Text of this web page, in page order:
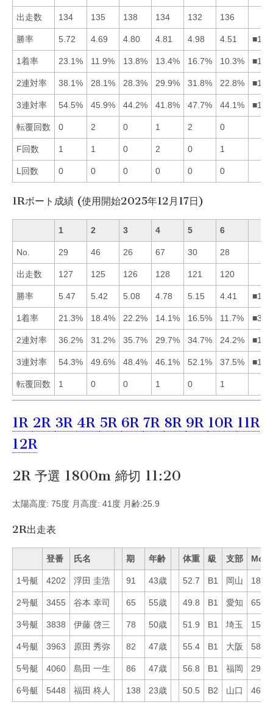
出走数 134 135 138 134 132 136
勝率 5.72 4.69 4.80 4.81 4.98 4.51
1着率 23.1% 11.9% 13.8% 13.4% 16.7% 10.3%
2連対率 38.1% 28.1% 28.3% 29.9% 31.8% 22.8%
3連対率 54.5% 45.9% 44.2% 41.8% 47.7% 44.1%
転覆回数 0 2 0 1 2 0
F回数 1 1 0 2 0 1
L回数 0 0 0 0 0 0
1Rボート成績 (使用開始2025年12月17日)
1 2 3 4 5 6
No. 29 46 26 67 30 28
出走数 127 125 126 128 121 120
勝率 5.47 5.42 5.08 4.78 5.15 4.41
1着率 21.3% 18.4% 22.2% 14.1% 16.5% 11.7%
2連対率 36.2% 31.2% 35.7% 29.7% 34.7% 24.2%
3連対率 54.3% 49.6% 48.4% 46.1% 52.1% 37.5%
転覆回数 1 0 0 1 0 1
1R 2R 3R 4R 5R 6R 7R 8R 9R 10R 11R
12R
2R 予選 1800m 締切 11:20
太陽高度: 75度 月高度: 41度 月齢:25.9
2R出走表
登番 氏名 期 年齢 体重 級 支部 Mo
1号艇 4202 浮田 圭浩 91 43歳 52.7 B1 岡山 18
2号艇 3455 谷本 幸司 65 55歳 49.8 B1 愛知 65
3号艇 3838 伊藤 啓三 78 50歳 51.9 B1 埼玉 15
4号艇 3963 原田 秀弥 82 47歳 55.4 B1 大阪 58
5号艇 4060 島田 一生 86 47歳 56.8 B1 福岡 29
6号艇 5448 福田 柊人 138 23歳 50.5 B2 山口 46